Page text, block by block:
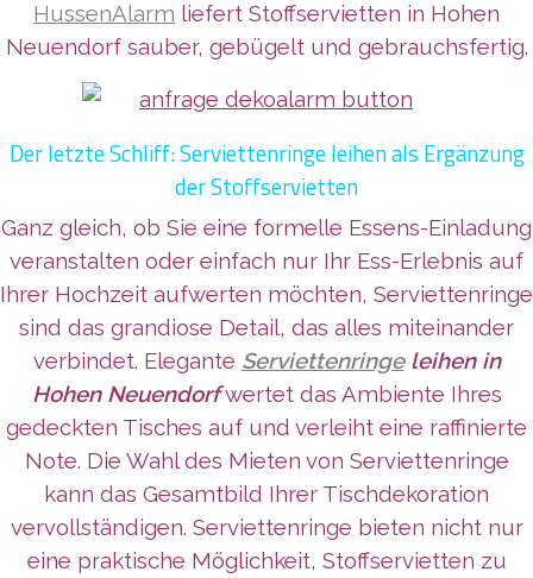
HussenAlarm liefert Stoffservietten in Hohen
Neuendorf sauber, gebügelt und gebrauchsfertig.
Der letzte Schliff: Serviettenringe leihen als Ergänzung
der Stoffservietten
Ganz gleich, ob Sie eine formelle Essens-Einladung
veranstalten oder einfach nur Ihr Ess-Erlebnis auf
Ihrer Hochzeit aufwerten möchten, Serviettenringe
sind das grandiose Detail, das alles miteinander
verbindet. Elegante Serviettenringeleihen in
Hohen Neuendorfwertet das Ambiente Ihres
gedeckten Tisches auf und verleiht eine raffinierte
Note. Die Wahl des Mieten von Serviettenringe
kann das Gesamtbild Ihrer Tischdekoration
vervollständigen. Serviettenringe bieten nicht nur
eine praktische Möglichkeit, Stoffservietten zu